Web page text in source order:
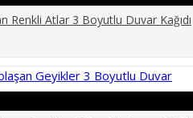
Renkli Atlar 3 Boyutlu Duvar Kağıdı